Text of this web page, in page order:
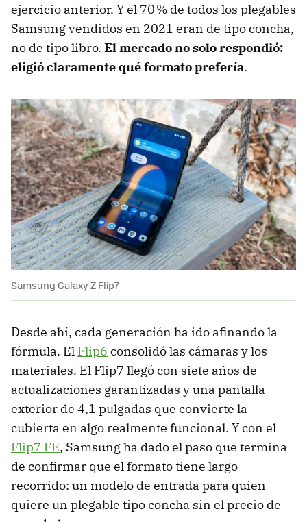
ejercicio anterior. Y el 70 % de todos los plegables
Samsung vendidos en 2021 eran de tipo concha,
no de tipo libro. El mercado no solo respondió:
eligió claramente qué formato prefería.
Samsung Galaxy Z Flip7
Desde ahí, cada generación ha ido afinando la
fórmula. El Flip6 consolidó las cámaras y los
materiales. El Flip7 llegó con siete años de
actualizaciones garantizadas y una pantalla
exterior de 4,1 pulgadas que convierte la
cubierta en algo realmente funcional. Y con el
Flip7 FE, Samsung ha dado el paso que termina
de confirmar que el formato tiene largo
recorrido: un modelo de entrada para quien
quiere un plegable tipo concha sin el precio de